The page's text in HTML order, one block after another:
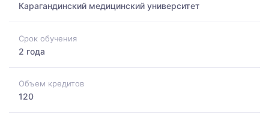
Карагандинский медицинский университет
Срок обучения
2 года
Объем кредитов
120